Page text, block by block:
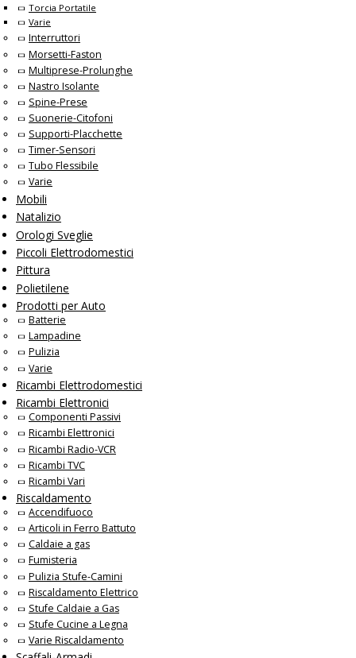
Torcia Portatile
Varie
Interruttori
Morsetti-Faston
Multiprese-Prolunghe
Nastro Isolante
Spine-Prese
Suonerie-Citofoni
Supporti-Placchette
Timer-Sensori
Tubo Flessibile
Varie
Mobili
Natalizio
Orologi Sveglie
Piccoli Elettrodomestici
Pittura
Polietilene
Prodotti per Auto
Batterie
Lampadine
Pulizia
Varie
Ricambi Elettrodomestici
Ricambi Elettronici
Componenti Passivi
Ricambi Elettronici
Ricambi Radio-VCR
Ricambi TVC
Ricambi Vari
Riscaldamento
Accendifuoco
Articoli in Ferro Battuto
Caldaie a gas
Fumisteria
Pulizia Stufe-Camini
Riscaldamento Elettrico
Stufe Caldaie a Gas
Stufe Cucine a Legna
Varie Riscaldamento